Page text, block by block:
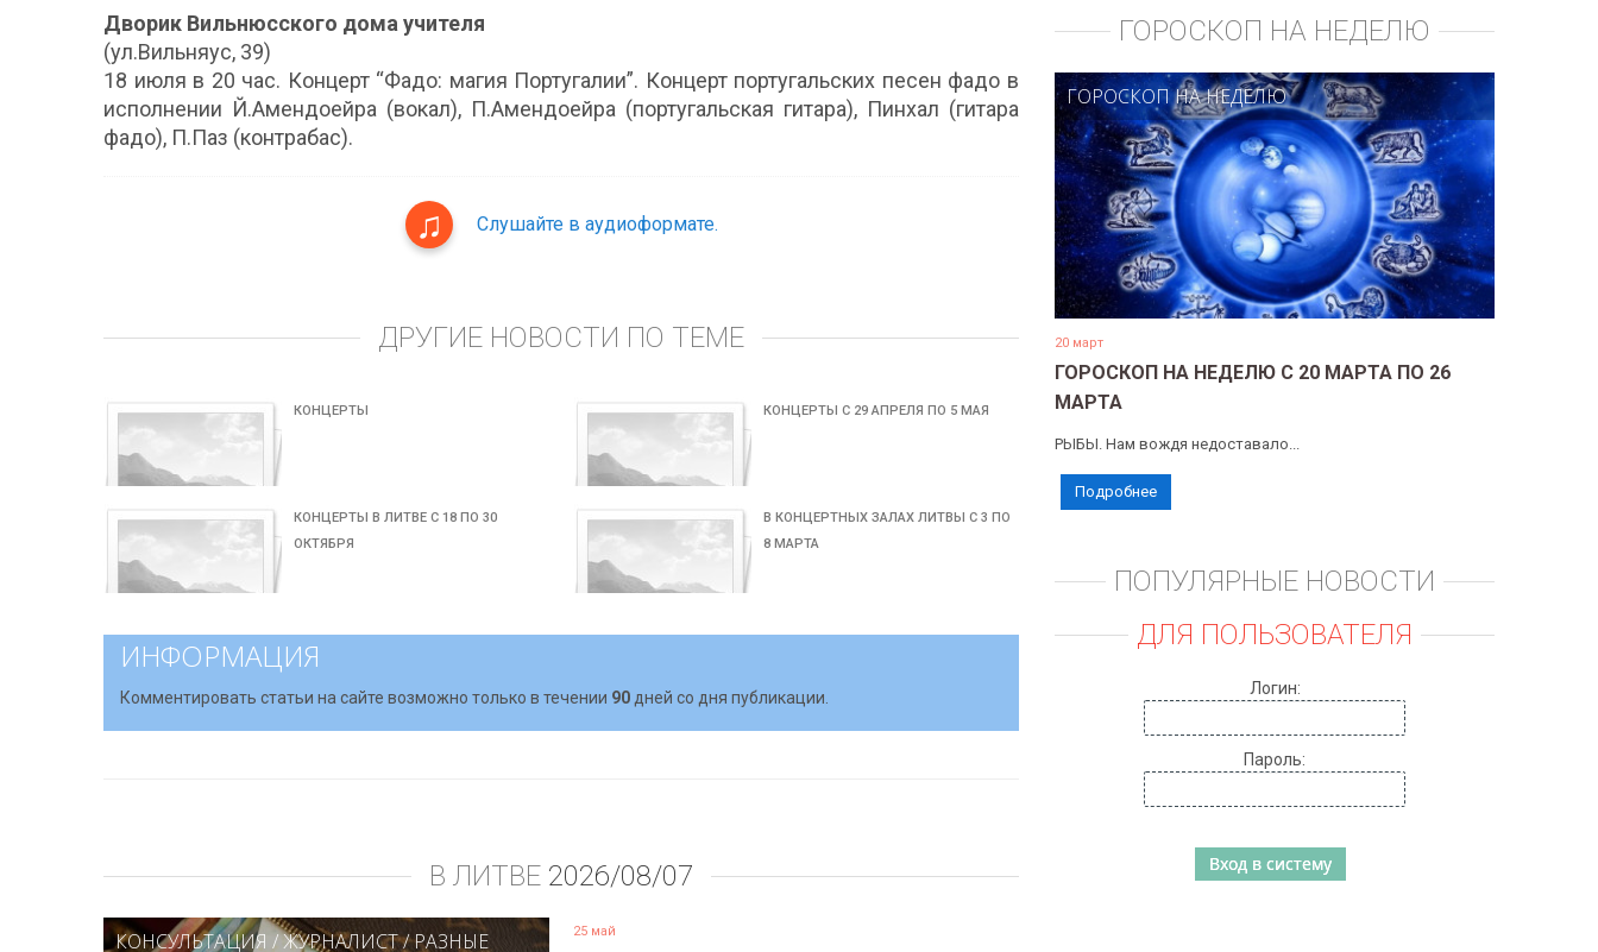
Дворик Вильнюсского дома учителя
(ул.Вильняус, 39)
18 июля в 20 час. Концерт “Фадо: магия Португалии”. Концерт португальских песен фадо в
исполнении Й.Амендоейра (вокал), П.Амендоейра (португальская гитара), Пинхал (гитара
фадо), П.Паз (контрабас).
Слушайте в аудиоформате.
ДРУГИЕ НОВОСТИ ПО ТЕМЕ
КОНЦЕРТЫ КОНЦЕРТЫ С 29 АПРЕЛЯ ПО 5 МАЯ
КОНЦЕРТЫ В ЛИТВЕ С 18 ПО 30
ОКТЯБРЯ
В КОНЦЕРТНЫХ ЗАЛАХ ЛИТВЫ С 3 ПО
8 МАРТА
ИНФОРМАЦИЯ
Комментировать статьи на сайте возможно только в течении 90 дней со дня публикации.
В ЛИТВЕ 2026/08/07
КОНСУЛЬТАЦИЯ /ЖУРНАЛИСТ/РАЗНЫЕ
25 май
ГОРОСКОП НА НЕДЕЛЮ
ГОРОСКОП НА НЕДЕЛЮ
20 март
ГОРОСКОП НА НЕДЕЛЮ С 20 МАРТА ПО 26
МАРТА
РЫБЫ. Нам вождя недоставало...
Подробнее
ПОПУЛЯРНЫЕ НОВОСТИ
ДЛЯ ПОЛЬЗОВАТЕЛЯ
Логин:
Пароль: